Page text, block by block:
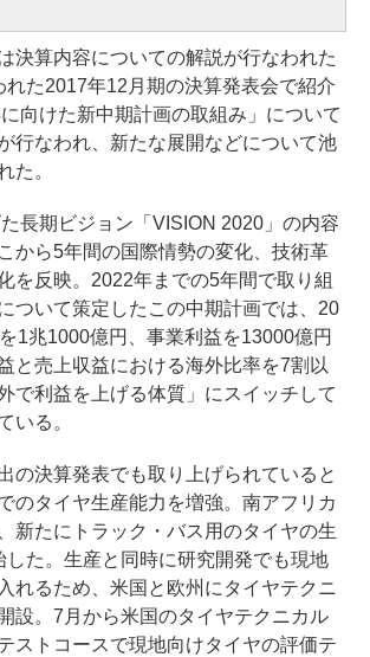
決算内容についての解説が行なわれた
れた2017年12月期の決算発表会で紹介
向けた新中期計画の取組み」について
行なわれ、新たな展開などについて池
た。
長期ビジョン「VISION 2020」の内容
から5年間の国際情勢の変化、技術革
を反映。2022年までの5年間で取り組
ついて策定したこの中期計画では、20
1兆1000億円、事業利益を13000億円
と売上収益における海外比率を7割以
で利益を上げる体質」にスイッチして
いる。
の決算発表でも取り上げられていると
のタイヤ生産能力を増強。南アフリカ
新たにトラック・バス用のタイヤの生
した。生産と同時に研究開発でも現地
れるため、米国と欧州にタイヤテクニ
設。7月から米国のタイヤテクニカル
ストコースで現地向けタイヤの評価テ